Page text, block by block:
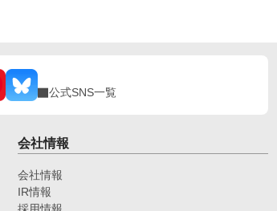
公式SNS一覧
会社情報
会社情報
IR情報